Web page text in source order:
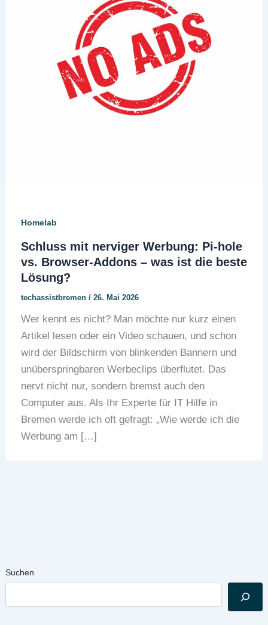
Suchen
Homelab
Schluss mit nerviger Werbung: Pi-hole
vs. Browser-Addons – was ist die beste
Lösung?
techassistbremen / 26. Mai 2026
Wer kennt es nicht? Man möchte nur kurz einen
Artikel lesen oder ein Video schauen, und schon
wird der Bildschirm von blinkenden Bannern und
unüberspringbaren Werbeclips überflutet. Das
nervt nicht nur, sondern bremst auch den
Computer aus. Als Ihr Experte für IT Hilfe in
Bremen werde ich oft gefragt: „Wie werde ich die
Werbung am […]